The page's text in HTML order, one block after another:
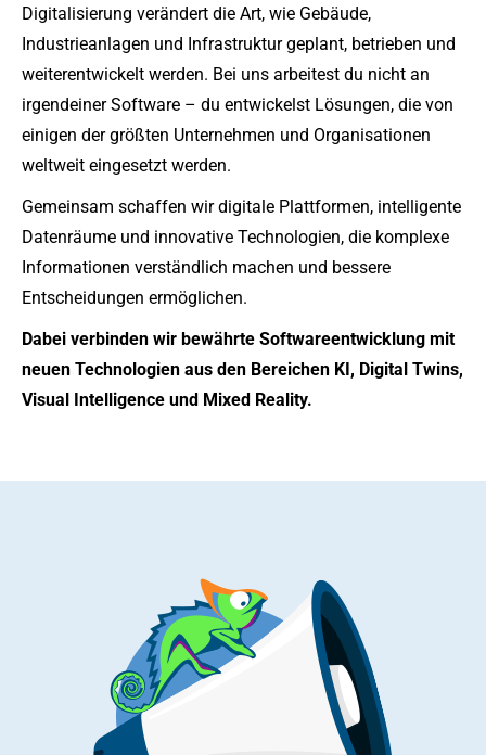
Digitalisierung verändert die Art, wie Gebäude,
Industrieanlagen und Infrastruktur geplant, betrieben und
weiterentwickelt werden. Bei uns arbeitest du nicht an
irgendeiner Software – du entwickelst Lösungen, die von
einigen der größten Unternehmen und Organisationen
weltweit eingesetzt werden.
Gemeinsam schaffen wir digitale Plattformen, intelligente
Datenräume und innovative Technologien, die komplexe
Informationen verständlich machen und bessere
Entscheidungen ermöglichen.
Dabei verbinden wir bewährte Softwareentwicklung mit
neuen Technologien aus den Bereichen KI, Digital Twins,
Visual Intelligence und Mixed Reality.